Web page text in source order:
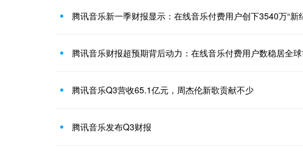
腾讯音乐新一季财报显示：在线音乐付费用户创下3540万“新
腾讯音乐财报超预期背后动力：在线音乐付费用户数稳居全
腾讯音乐Q3营收65.1亿元，周杰伦新歌贡献不少
腾讯音乐发布Q3财报